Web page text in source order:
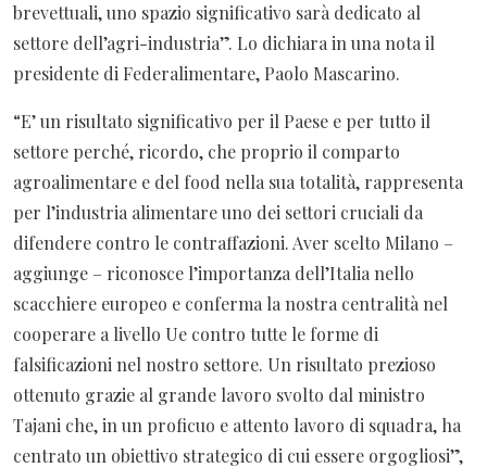
brevettuali, uno spazio significativo sarà dedicato al
settore dell’agri-industria”. Lo dichiara in una nota il
presidente di Federalimentare, Paolo Mascarino.
“E’ un risultato significativo per il Paese e per tutto il
settore perché, ricordo, che proprio il comparto
agroalimentare e del food nella sua totalità, rappresenta
per l’industria alimentare uno dei settori cruciali da
difendere contro le contraffazioni. Aver scelto Milano –
aggiunge – riconosce l’importanza dell’Italia nello
scacchiere europeo e conferma la nostra centralità nel
cooperare a livello Ue contro tutte le forme di
falsificazioni nel nostro settore. Un risultato prezioso
ottenuto grazie al grande lavoro svolto dal ministro
Tajani che, in un proficuo e attento lavoro di squadra, ha
centrato un obiettivo strategico di cui essere orgogliosi”,